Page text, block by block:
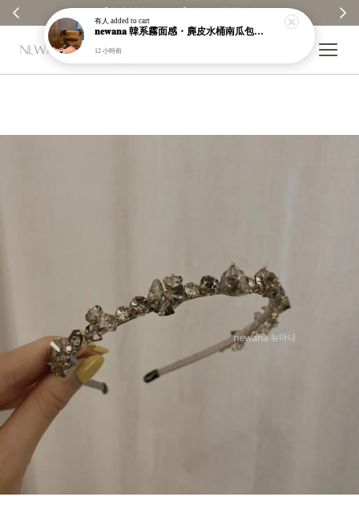
有人 added to cart
𝐧𝐞𝐰𝐚𝐧𝐚 韓系霧面感・麂皮水桶南瓜包｜通勤日常包｜高級皮革｜現貨＋預購【nk62】
12 小時前